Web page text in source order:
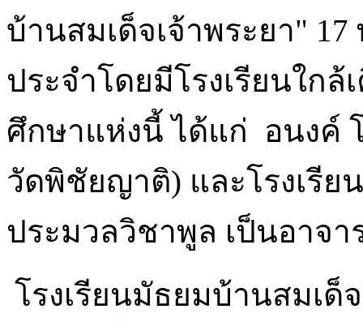
บ้านสมเด็จเจ้าพระยา"
ประจำโดยมีโรงเรียนใก
ศึกษาแห่งนี้ ได้แก่ อนงค์
วัดพิชัยญาติ) และโรงเรีย
ประมวลวิชาพูล เป็นอาจ
โรงเรียนมัธยมบ้านสมเด็